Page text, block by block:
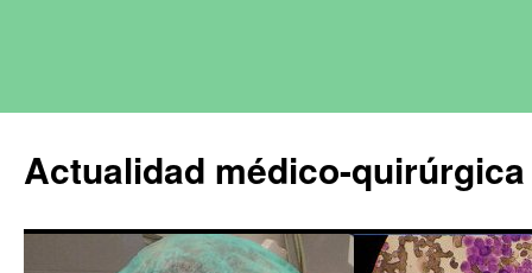
Actualidad médico-